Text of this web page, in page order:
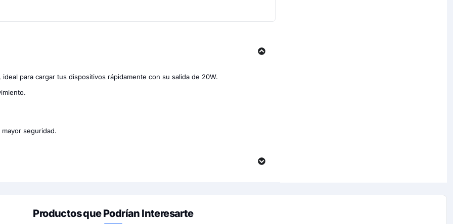
para cargar tus dispositivos rápidamente con su salida de 20W.
seguridad.
Productos que Podrían Interesarte